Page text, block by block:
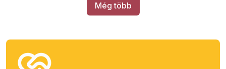
Még több